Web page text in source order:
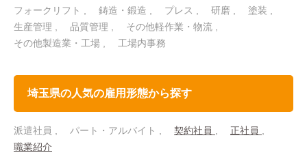
フォークリフト
鋳造・鍛造 プレス 研磨
塗装
生産管理
品質管理
その他軽作業・物流
その他製造業・工場
工場内事務
埼玉県の人気の雇用形態から探す
派遣社員 パート・アルバイト 契約社員
正社員
職業紹介